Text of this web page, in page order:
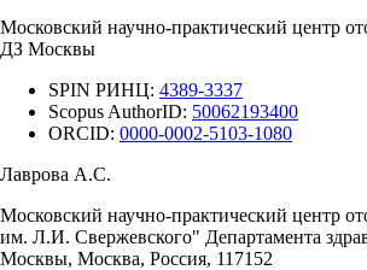
Московский научно-практический центр
ДЗ Москвы
SPIN РИНЦ: 4389-3337
Scopus AuthorID: 50062193400
ORCID: 0000-0002-5103-1080
Лаврова А.С.
Московский научно-практический центр
им. Л.И. Свержевского" Департамента
Москвы, Москва, Россия, 117152